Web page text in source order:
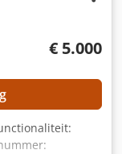
€ 5.000